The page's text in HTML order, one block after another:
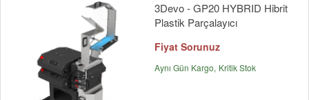
3Devo - GP20 HYBRID Hibrit
Plastik Parçalayıcı
Fiyat Sorunuz
Aynı Gün Kargo Kritik Stok